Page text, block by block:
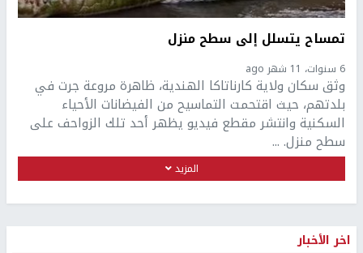
تمساح يتسلل إلى سطح منزل
6 سنوات، 11 شهر ago
وثق سكان ولاية كارناتاكا الهندية، ظاهرة مروعة جرت في
بلدتهم، حيث اقتحمت التماسيح من الفيضانات الأحياء
السكنية وانتشر مقطع فيديو يظهر أحد تلك الزواحف على
سطح منزل. ...
المزيد
اخر الأخبار